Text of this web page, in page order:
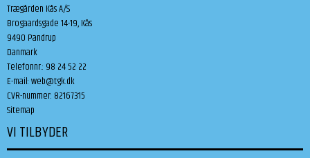
Trægården Kås A/S
Brogaardsgade 14-19, Kås
9490 Pandrup
Danmark
Telefonnr.: 98 24 52 22
E-mail:web@tgk.dk
CVR-nummer: 82167315
Sitemap
VI TILBYDER